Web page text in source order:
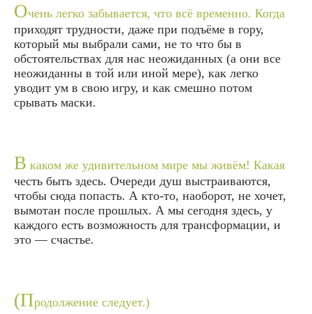
Очень легко забывается, что всё временно. Когда
приходят трудности, даже при подъёме в гору,
который мы выбрали сами, не то что бы в
обстоятельствах для нас неожиданных (а они все
неожиданны в той или иной мере), как легко
уводит ум в свою игру, и как смешно потом
срывать маски.
В каком же удивительном мире мы живём! Какая
честь быть здесь. Очереди душ выстраиваются,
чтобы сюда попасть. А кто-то, наоборот, не хочет,
вымотан после прошлых. А мы сегодня здесь, у
каждого есть возможность для трансформации, и
это — счастье.
(Продолжение следует.)